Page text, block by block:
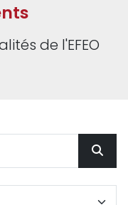
de l'EFEO